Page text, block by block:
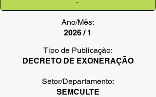
Ano/Mês:
2026 / 1
Tipo de Publicação:
DECRETO DE EXONERAÇÃO
Setor/Departamento:
SEMCULTE